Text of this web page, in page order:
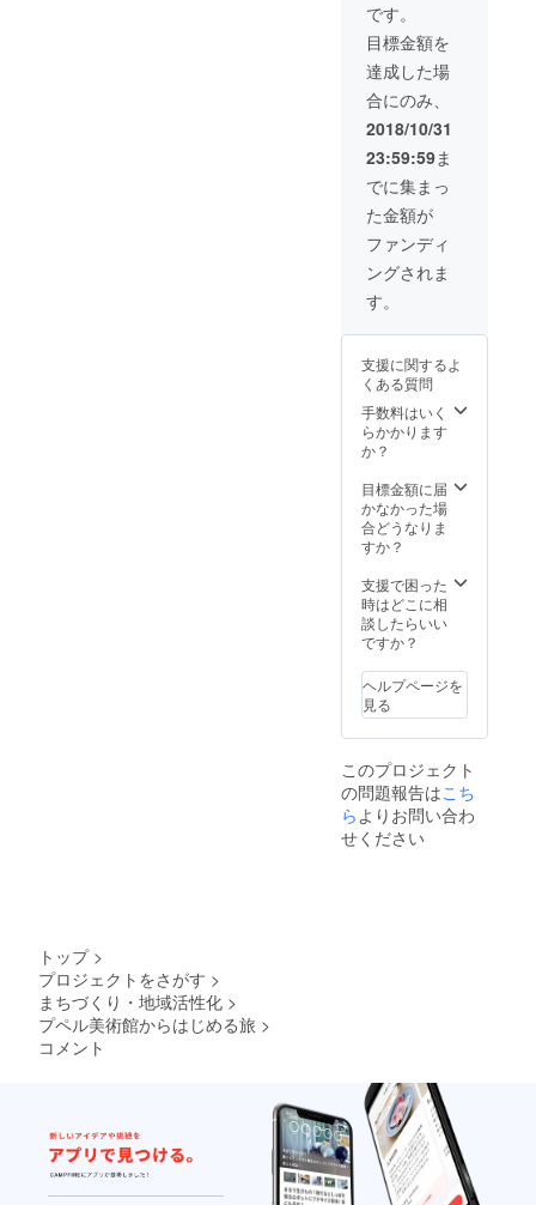
道府県
でた場
合は、
先着
順。 ・
クロー
ズドな
Facebo
ok非公
開グ
ループ
へ参加
事例』
を創出
してい
きま
しょ
う！！
1口：80
万円 限
定数：3
口 ■参
考：テ
ストサ
イト制
です
SEO対
策等
行って
いない
状況
に600の
閲覧を
して頂
いてお
す。
する
か、ど
のよう
に運用
してい
くかを
決定す
る。 ※
ベース
となる
サイト
の構築
はこち
す。 ※
自体に
情報を
掲載す
る部分
はこち
いま
す。 ※
ショッ
プ機能
になる
ためな
しとな
りま
広告掲
載の権
利はご
ざいま
・ク
ローズ
ドな
Facebo
ok非公
です。
目標金額を
達成した場
合にのみ、
2018/10/31
23:59:59ま
でに集まっ
た金額が
ファンディ
ングされま
す。
支援に関するよ
くある質問
手数料はいく
らかかります
か？
目標金額に届
かなかった場
合どうなりま
すか？
支援で困った
時はどこに相
談したらいい
ですか？
ヘルプページを
見る
このプロジェクト
の問題報告はこち
らよりお問い合わ
せください
トップ >
プロジェクトをさがす >
まちづくり・地域活性化 >
プペル美術館からはじめる旅 >
コメント